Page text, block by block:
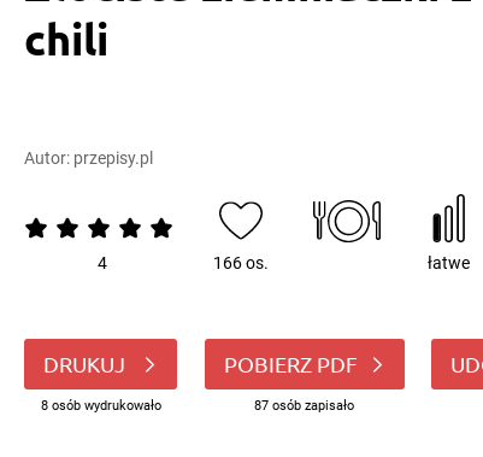
chili
Autor: przepisy.pl
4 166 os. łatwe
DRUKUJ
8 osób wydrukowało
POBIERZ PDF
87 osób zapisało